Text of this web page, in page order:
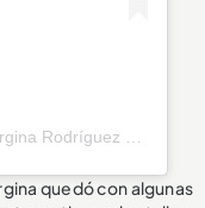
quedó con algunas